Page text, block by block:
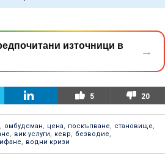
източници в
→
5 20
, омбудсман, цена, поскъпване, становище,
, вик услуги, кевр, безводие,
, водни кризи